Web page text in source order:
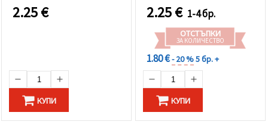
2.25€
КУПИ
2.25€ 1-4 бр.
ОТСТЪПКИ
ЗА КОЛИЧЕСТВО
1.80 €- 20 %5 бр. +
КУПИ